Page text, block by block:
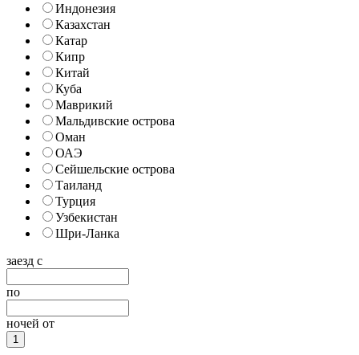
Индонезия
Казахстан
Катар
Кипр
Китай
Куба
Маврикий
Мальдивские острова
Оман
ОАЭ
Сейшельские острова
Таиланд
Турция
Узбекистан
Шри-Ланка
заезд с
по
ночей от
1